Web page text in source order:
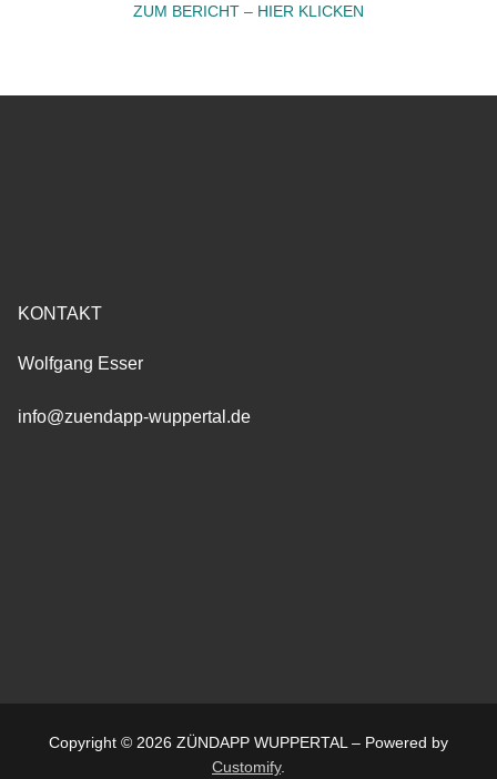
ZUM BERICHT – HIER KLICKEN
KONTAKT
Wolfgang Esser
info@zuendapp-wuppertal.de
Copyright © 2026 ZÜNDAPP WUPPERTAL – Powered by
Customify.